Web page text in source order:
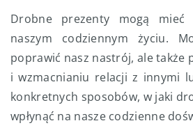
Drobne prezenty mogą mieć
naszym codziennym życiu.
poprawić nasz nastrój, ale także
i wzmacnianiu relacji z innymi
konkretnych sposobów, w jaki
wpłynąć na nasze codzienne